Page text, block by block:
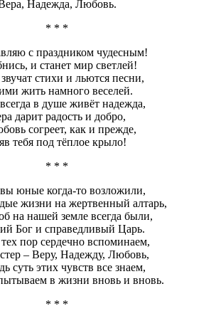
Надежда, Любовь.
* * *
с праздником чудесным!
и станет мир светлей!
стихи и льются песни,
жить намного веселей.
в душе живёт надежда,
дарит радость и добро,
согреет, как и прежде,
тебя под тёплое крыло!
* * *
юные когда-то возложили,
жизни на жертвенный алтарь,
на нашей земле всегда были,
Бог и справедливый Царь.
пор сердечно вспоминаем,
– Веру, Надежду, Любовь,
суть этих чувств все знаем,
в жизни вновь и вновь.
* * *